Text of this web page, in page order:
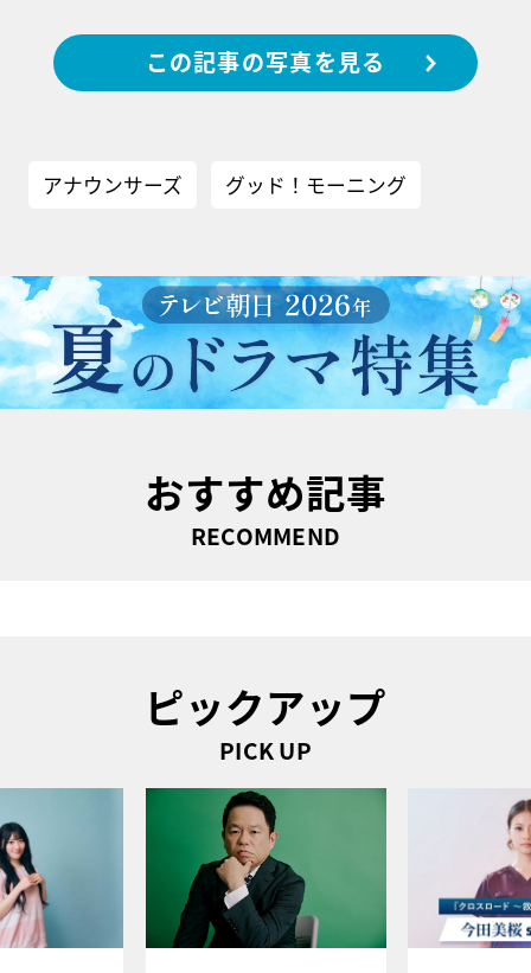
この記事の写真を見る
アナウンサーズ グッド！モーニング
おすすめ記事
RECOMMEND
ピックアップ
PICK UP